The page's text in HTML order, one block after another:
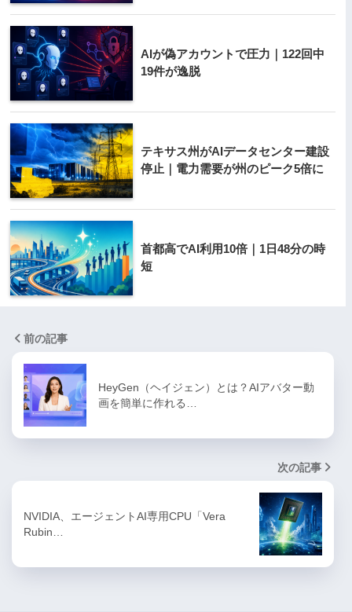
AIが偽アカウントで圧力｜122回中
19件が逸脱
テキサス州がAIデータセンター建設
停止｜電力需要が州のピーク5倍に
首都高でAI利用10倍｜1日48分の時
短
前の記事
HeyGen（ヘイジェン）とは？AIアバター動
画を簡単に作れる…
次の記事
NVIDIA、エージェントAI専用CPU「Vera
Rubin…